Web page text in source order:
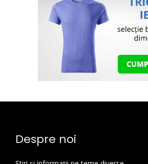
Despre noi